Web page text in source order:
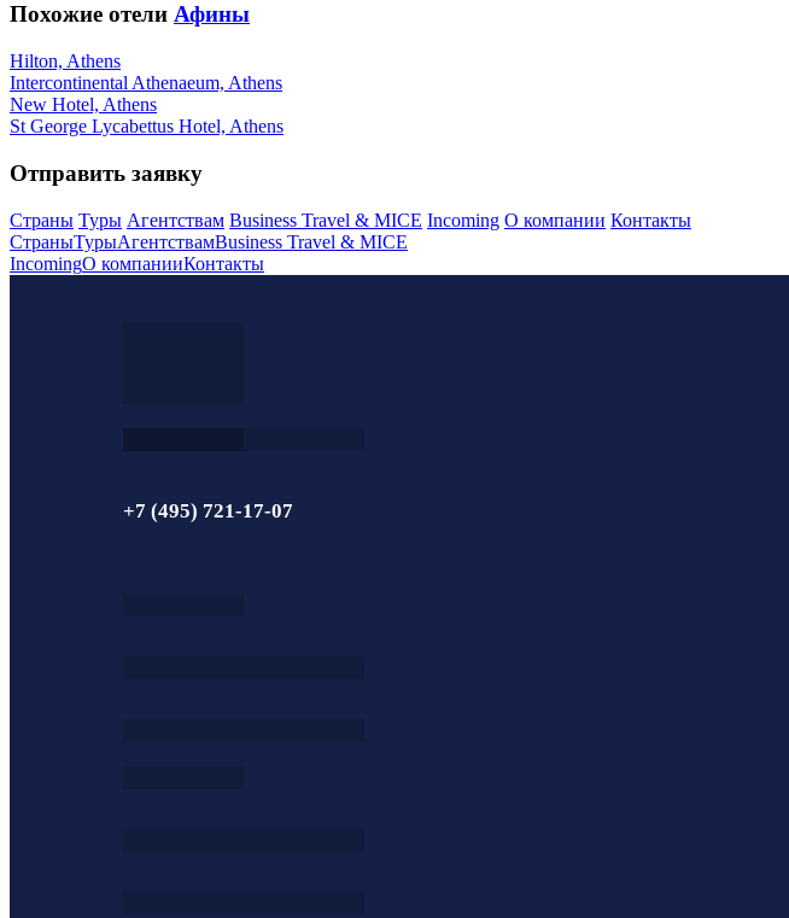
Похожие отели Афины
Hilton, Athens
Intercontinental Athenaeum, Athens
New Hotel, Athens
St George Lycabettus Hotel, Athens
Отправить заявку
Страны Туры Агентствам Business Travel & MICE Incoming О компании Контакты
СтраныТурыАгентствамBusiness Travel & MICE
IncomingО компанииКонтакты
+7 (495) 721-17-07